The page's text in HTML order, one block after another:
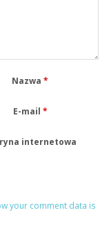
Nazwa*
E-mail *
internetowa
your comment data is